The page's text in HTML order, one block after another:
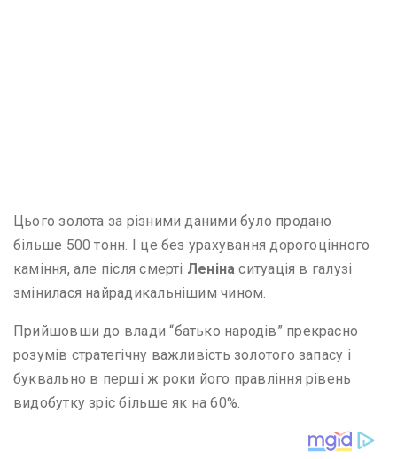
Цього золота за різними даними було продано
більше 500 тонн. І це без урахування дорогоцінного
каміння, але після смерті Леніна ситуація в галузі
змінилася найрадикальнішим чином.
Прийшовши до влади “батько народів” прекрасно
розумів стратегічну важливість золотого запасу і
буквально в перші ж роки його правління рівень
видобутку зріс більше як на 60%.